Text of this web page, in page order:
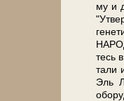
му и
тесь
та­ли
Эль